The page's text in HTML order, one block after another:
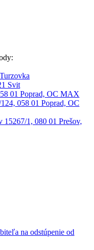
Svit
01 Poprad, OC MAX
058 01 Poprad, OC
15267/1, 080 01 Prešov,
na odstúpenie od